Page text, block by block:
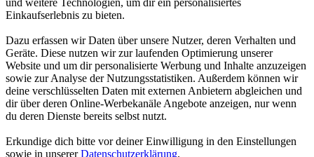
und weitere Technologien, um dir ein personalisiertes
Einkaufserlebnis zu bieten.
Dazu erfassen wir Daten über unsere Nutzer, deren Verhalten und
Geräte. Diese nutzen wir zur laufenden Optimierung unserer
Website und um dir personalisierte Werbung und Inhalte anzuzeigen
sowie zur Analyse der Nutzungsstatistiken. Außerdem können wir
deine verschlüsselten Daten mit externen Anbietern abgleichen und
dir über deren Online-Werbekanäle Angebote anzeigen, nur wenn
du deren Dienste bereits selbst nutzt.
Erkundige dich bitte vor deiner Einwilligung in den Einstellungen
sowie in unsererDatenschutzerklärung.